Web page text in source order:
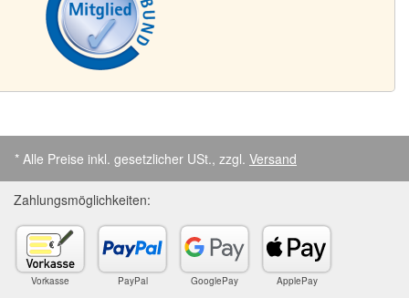
* Alle Preise inkl. gesetzlicher USt., zzgl. Versand
Zahlungsmöglichkeiten:
Vorkasse PayPal GooglePay ApplePay